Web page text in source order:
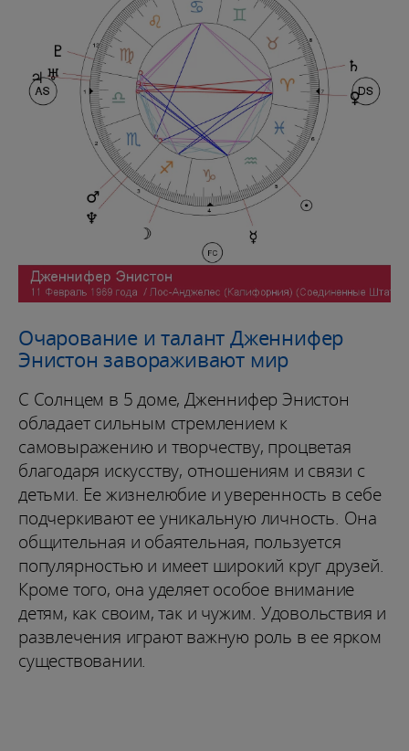
Очарование и талант Дженнифер
Энистон завораживают мир
С Солнцем в 5 доме, Дженнифер Энистон
обладает сильным стремлением к
самовыражению и творчеству, процветая
благодаря искусству, отношениям и связи с
детьми. Ее жизнелюбие и уверенность в себе
подчеркивают ее уникальную личность. Она
общительная и обаятельная, пользуется
популярностью и имеет широкий круг друзей.
Кроме того, она уделяет особое внимание
детям, как своим, так и чужим. Удовольствия и
развлечения играют важную роль в ее ярком
существовании.